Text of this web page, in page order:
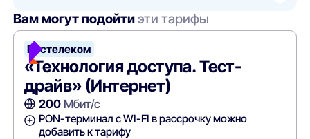
Вам могут подойтиэти тарифы
Ростелеком
«Технология доступа. Тест-
драйв» (Интернет)
200Мбит/с
PON-терминал с WI-FI в рассрочку можно
добавить к тарифу